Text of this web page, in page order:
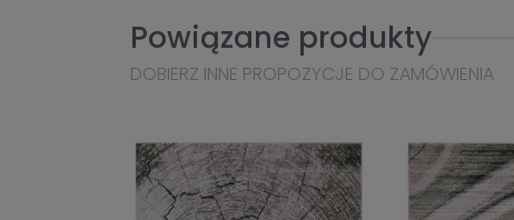
Powiązane produkty
DOBIERZ INNE PROPOZYCJE DO ZAMÓWIENIA